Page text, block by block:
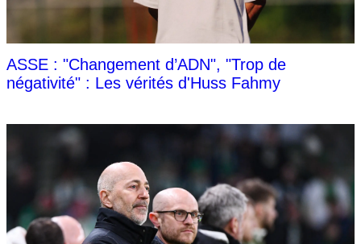
ASSE : "Changement d’ADN", "Trop de
négativité" : Les vérités d'Huss Fahmy